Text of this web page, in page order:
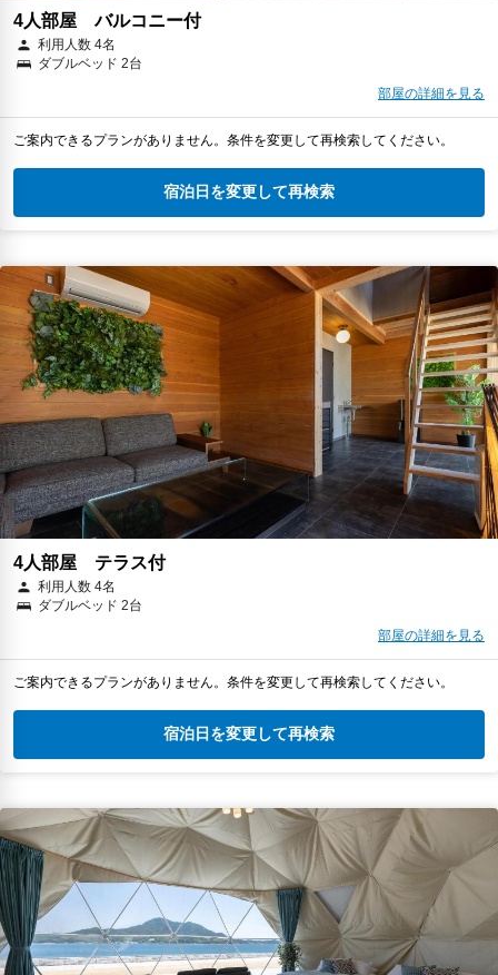
4人部屋 バルコニー付
利用人数 4名
ダブルベッド 2台
部屋の詳細を見る
ご案内できるプランがありません。条件を変更して再検索してください。
宿泊日を変更して再検索
4人部屋 テラス付
利用人数 4名
ダブルベッド 2台
部屋の詳細を見る
ご案内できるプランがありません。条件を変更して再検索してください。
宿泊日を変更して再検索